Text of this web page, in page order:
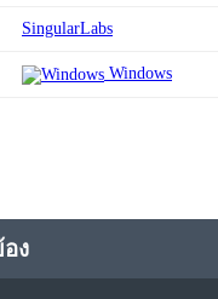
SingularLabs
Windows
ง